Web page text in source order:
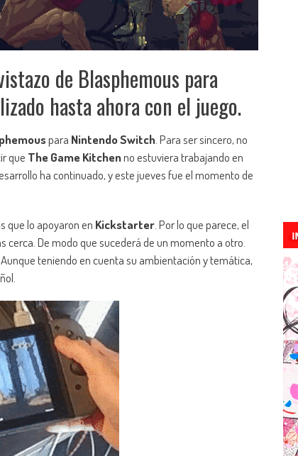
de Blasphemous para
hasta ahora con el juego.
para Nintendo Switch. Para ser sincero, no
que The Game Kitchenno estuviera trabajando en
ha continuado, y este jueves fue el momento de
que lo apoyaron en Kickstarter. Por lo que parece, el
cerca. De modo que sucederá de un momento a otro.
teniendo en cuenta su ambientación y temática,